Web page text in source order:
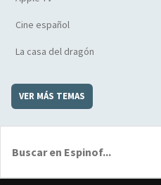
Cine español
La casa del dragón
VER MÁS TEMAS